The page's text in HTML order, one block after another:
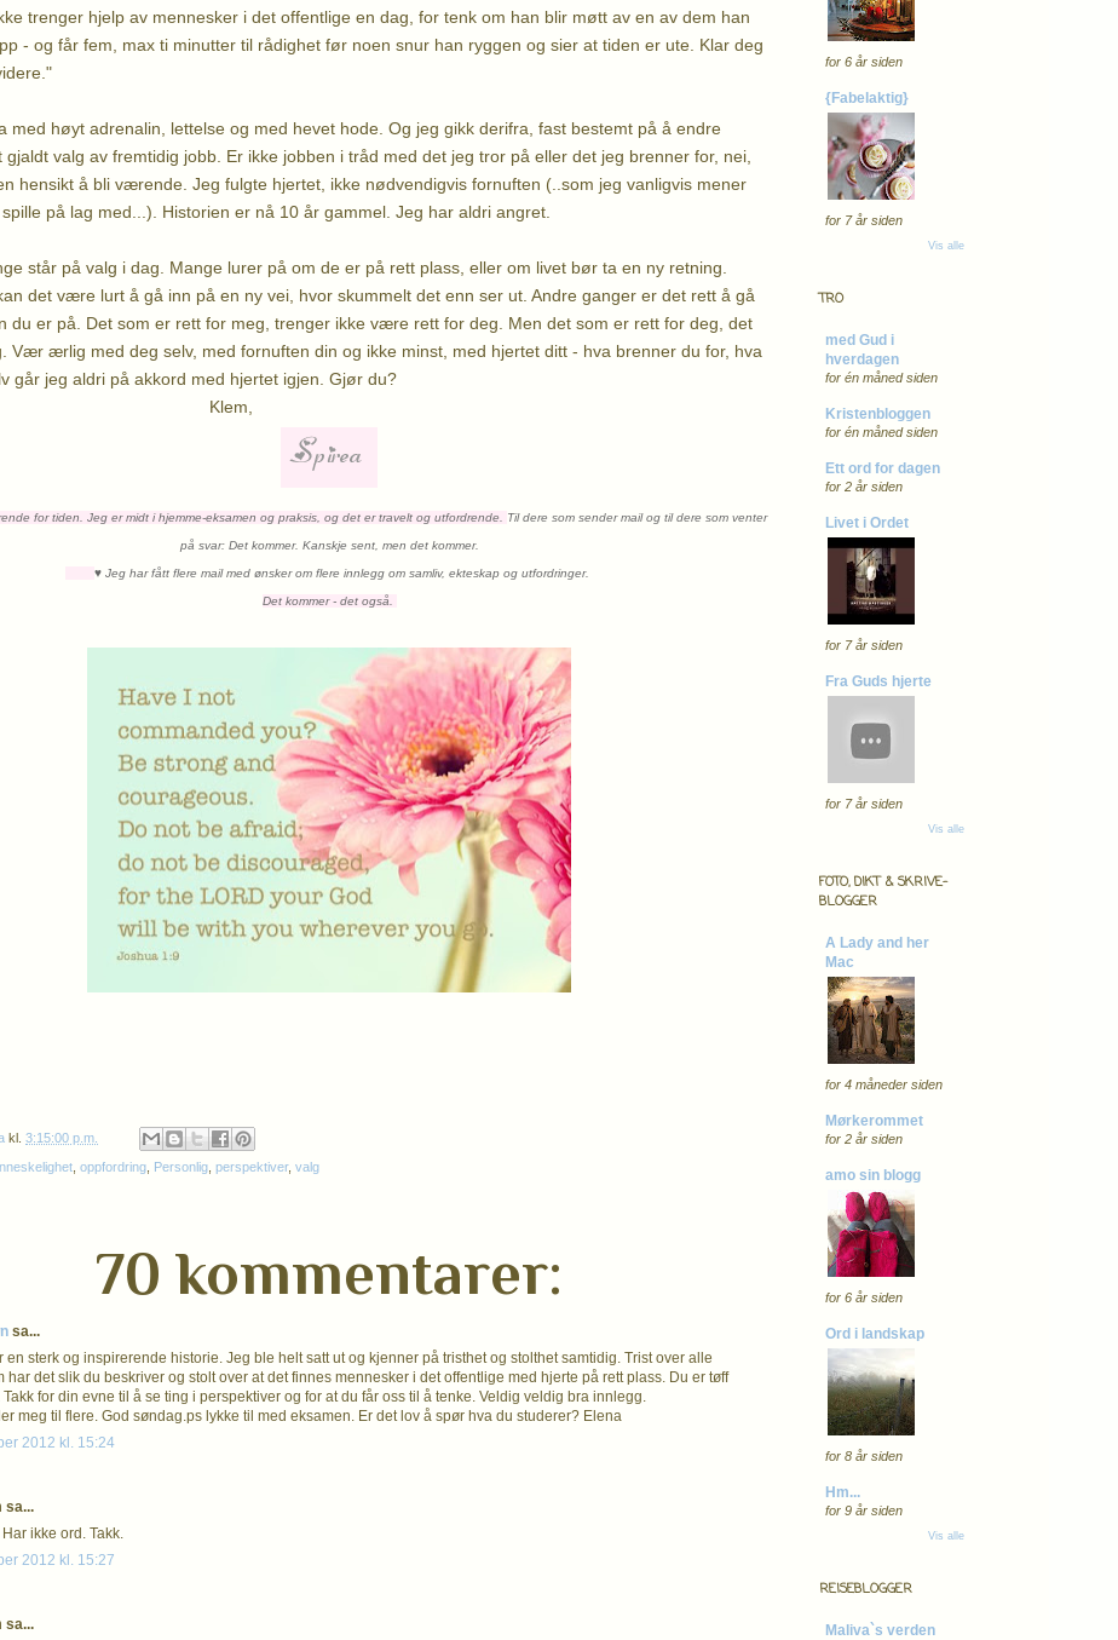
trenger hjelp av mennesker i det offentlige en dag, for tenk om han blir møtt av en av dem han
- og får fem, max ti minutter til rådighet før noen snur han ryggen og sier at tiden er ute. Klar deg
med høyt adrenalin, lettelse og med hevet hode. Og jeg gikk derifra, fast bestemt på å endre
gjaldt valg av fremtidig jobb. Er ikke jobben i tråd med det jeg tror på eller det jeg brenner for, nei,
hensikt å bli værende. Jeg fulgte hjertet, ikke nødvendigvis fornuften (..som jeg vanligvis mener
på lag med...). Historien er nå 10 år gammel. Jeg har aldri angret.
står på valg i dag. Mange lurer på om de er på rett plass, eller om livet bør ta en ny retning.
det være lurt å gå inn på en ny vei, hvor skummelt det enn ser ut. Andre ganger er det rett å gå
du er på. Det som er rett for meg, trenger ikke være rett for deg. Men det som er rett for deg, det
Vær ærlig med deg selv, med fornuften din og ikke minst, med hjertet ditt - hva brenner du for, hva
går jeg aldri på akkord med hjertet igjen. Gjør du?
for tiden. Jeg er midt i hjemme-eksamen og praksis, og det er travelt og utfordrende. Til dere som sender mail og til dere som venter
på svar: Det kommer. Kanskje sent, men det kommer.
♥ Jeg har fått flere mail med ønsker om flere innlegg om samliv, ekteskap og utfordringer.
Det kommer - det også.
kl. 3:15:00 p.m.
oppfordring Personlig perspektiver, valg
70 kommentarer:
sa...
en sterk og inspirerende historie. Jeg ble helt satt ut og kjenner på tristhet og stolthet samtidig. Trist over alle
har det slik du beskriver og stolt over at det finnes mennesker i det offentlige med hjerte på rett plass. Du er tøff
Takk for din evne til å se ting i perspektiver og for at du får oss til å tenke. Veldig veldig bra innlegg.
meg til flere. God søndag.ps lykke til med eksamen. Er det lov å spør hva du studerer? Elena
2012 kl. 15:24
sa...
ikke ord. Takk.
2012 kl. 15:27
sa...
for 6 år siden
{Fabelaktig}
for 7 år siden
Vis alle
TRO
med Gud i
hverdagen
for én måned siden
Kristenbloggen
for én måned siden
Ett ord for dagen
for 2 år siden
Livet i Ordet
for 7 år siden
Fra Guds hjerte
for 7 år siden
Vis alle
FOTO, DIKT & SKRIVE-
BLOGGER
A Lady and her
Mac
for 4 måneder siden
Mørkerommet
for 2 år siden
amo sin blogg
for 6 år siden
Ord i landskap
for 8 år siden
Hm...
for 9 år siden
Vis alle
REISEBLOGGER
Maliva`s verden